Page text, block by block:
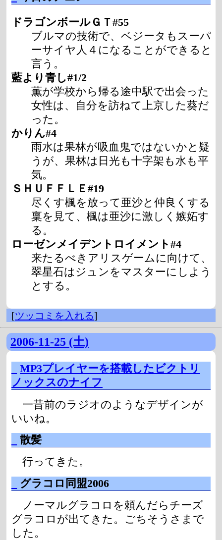
ドラゴンボールＧＴ#55
ブルマの技術で、ベジータもスーパ
ーサイヤ人４になることができると
言う。
藍より青し#1/2
薫が学校から帰る途中駅で出会った
女性は、自分を訪ねて上京した葵だ
った。
かりん#4
雨水は果林が吸血鬼ではないかと疑
うが、果林は日光も十字架も水も平
気。
ＳＨＵＦＦＬＥ#19
尽くす楓を放って亜沙と仲良くする
稟を見て、楓は亜沙に激しく嫉妬す
る。
ローゼンメイデントロイメント#4
来たるべきアリスゲームに向けて、
翠星石はジュンをマスターにしよう
とする。
[ツッコミを入れる]
2006-11-25 (土)
MP3プレイヤーを搭載したビクトリ
ノックスのナイフ
一昔前のラジオのようなデザインが
いいね。
散髪
行ってきた。
グラコロ同盟2006
ノーマルグラコロを頼んだらチーズ
グラコロが出てきた。ごちそうさまで
した。